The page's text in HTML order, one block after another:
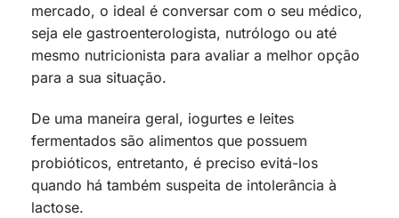
mercado, o ideal é conversar com o seu médico,
seja ele gastroenterologista, nutrólogo ou até
mesmo nutricionista para avaliar a melhor opção
para a sua situação.
De uma maneira geral, iogurtes e leites
fermentados são alimentos que possuem
probióticos, entretanto, é preciso evitá-los
quando há também suspeita de intolerância à
lactose.